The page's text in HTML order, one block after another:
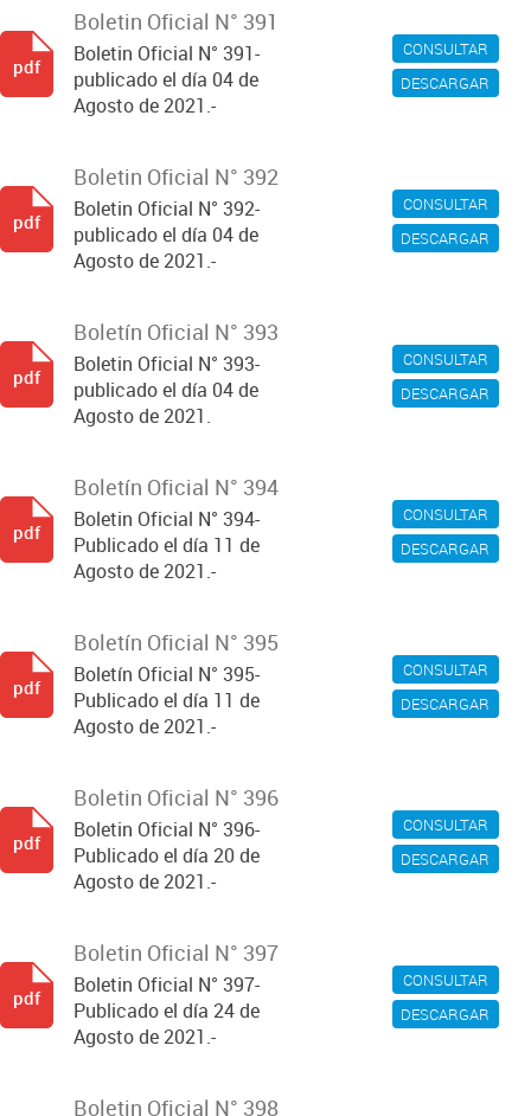
CONSULTAR
DESCARGAR
Boletin Oficial N° 391
Boletin Oficial N° 391-
publicado el día 04 de
Agosto de 2021.-
pdf
CONSULTAR
DESCARGAR
Boletin Oficial N° 392
Boletin Oficial N° 392-
publicado el día 04 de
Agosto de 2021.-
pdf
CONSULTAR
DESCARGAR
Boletín Oficial N° 393
Boletin Oficial N° 393-
publicado el día 04 de
Agosto de 2021.
pdf
CONSULTAR
DESCARGAR
Boletín Oficial N° 394
Boletin Oficial N° 394-
Publicado el día 11 de
Agosto de 2021.-
pdf
CONSULTAR
DESCARGAR
Boletín Oficial N° 395
Boletín Oficial N° 395-
Publicado el día 11 de
Agosto de 2021.-
pdf
CONSULTAR
DESCARGAR
Boletin Oficial N° 396
Boletin Oficial N° 396-
Publicado el día 20 de
Agosto de 2021.-
pdf
CONSULTAR
DESCARGAR
Boletin Oficial N° 397
Boletin Oficial N° 397-
Publicado el día 24 de
Agosto de 2021.-
pdf
Boletin Oficial N° 398